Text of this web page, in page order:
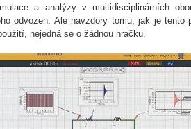
a analýzy v multidisciplinárních
odvozen. Ale navzdory tomu, jak je tento
nejedná se o žádnou hračku.